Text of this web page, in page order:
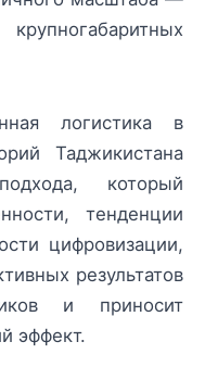
логистика в
Таджикистана
который
тенденции
цифровизации,
результатов
и приносит
эффект.